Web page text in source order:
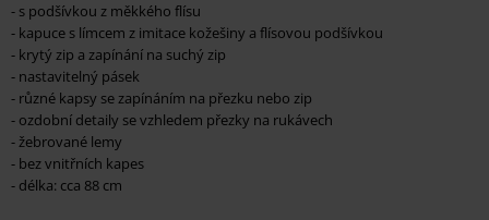
- s podšívkou z měkkého flísu
- kapuce s límcem z imitace kožešiny a flísovou podšívkou
- krytý zip a zapínání na suchý zip
- nastavitelný pásek
- různé kapsy se zapínáním na přezku nebo zip
- ozdobní detaily se vzhledem přezky na rukávech
- žebrované lemy
- bez vnitřních kapes
- délka: cca 88 cm